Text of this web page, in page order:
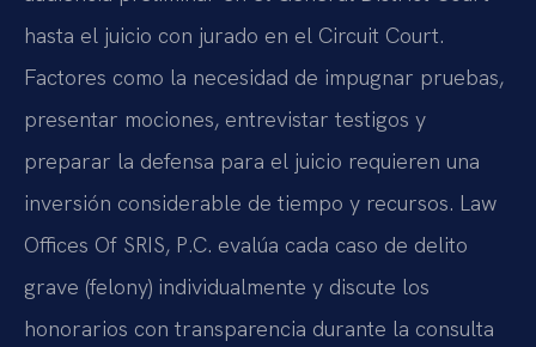
hasta el juicio con jurado en el Circuit Court.
Factores como la necesidad de impugnar pruebas,
presentar mociones, entrevistar testigos y
preparar la defensa para el juicio requieren una
inversión considerable de tiempo y recursos. Law
Offices Of SRIS, P.C. evalúa cada caso de delito
grave (felony) individualmente y discute los
honorarios con transparencia durante la consulta